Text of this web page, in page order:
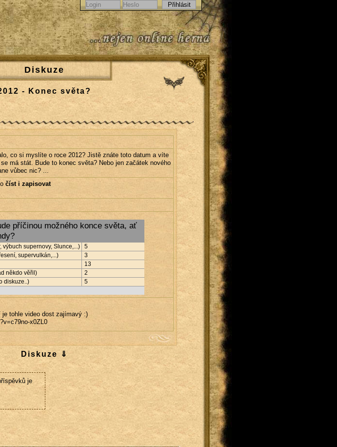
Diskuze
- Konec světa?
co si myslíte o roce 2012? Jistě znáte toto datum a víte
má stát. Bude to konec světa? Nebo jen začátek nového
vůbec nic? ...
číst i zapisovat
příčinou možného konce světa, ať
výbuch supernovy, Slunce,...)
5
supervulkán,...)
3
13
někdo věřil)
2
diskuze..)
5
tohle video dost zajímavý :)
x0ZL0
Diskuze ⇓
je